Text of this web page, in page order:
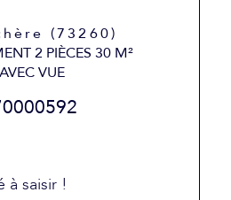
(73260)
2 PIÈCES 30 M²
AVEC VUE
à saisir !